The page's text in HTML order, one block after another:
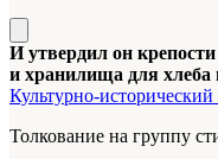
И утвердил он
и хранилища для хлеба
Культурно-
Толкование на группу